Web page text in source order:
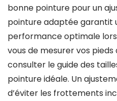
bonne pointure pour un
pointure adaptée garantit
performance optimale
vous de mesurer vos
consulter le guide des
pointure idéale. Un
d’éviter les frottements